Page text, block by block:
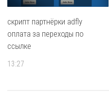
скрипт партнёрки adfly
оплата за переходы по
ссылке
13:27